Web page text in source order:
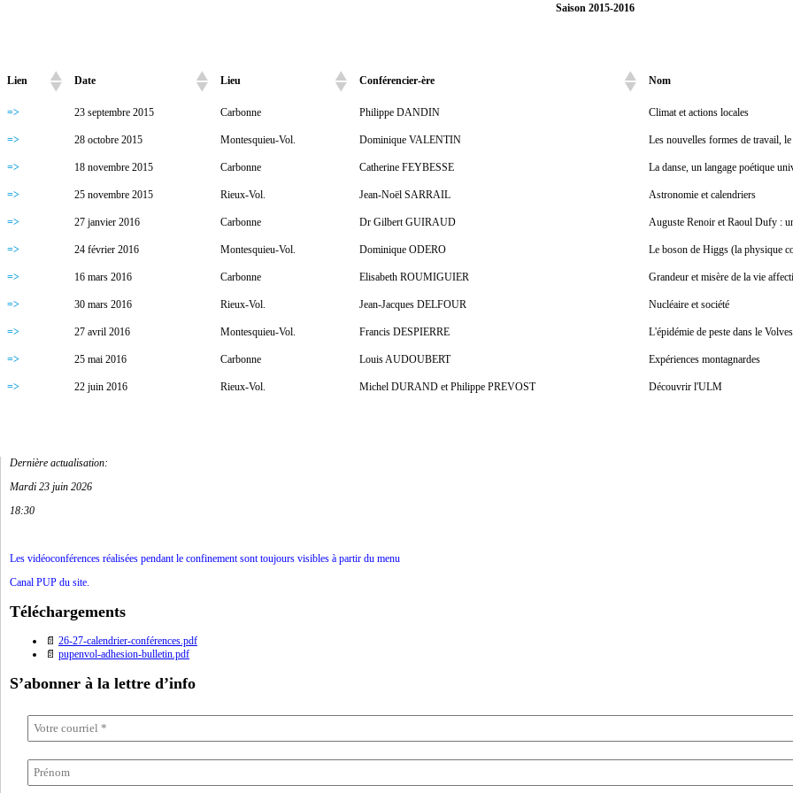
Saison 2015-2016
Lien Date Lieu Conférencier-ère Nom
Lien Date Lieu Conférencier-ère Nom
=> 23 septembre 2015 Carbonne Philippe DANDIN Climat et actions locales
=> 28 octobre 2015 Montesquieu-Vol. Dominique VALENTIN Les nouvelles formes de travail,
=> 18 novembre 2015 Carbonne Catherine FEYBESSE La danse, un langage poétique
=> 25 novembre 2015 Rieux-Vol. Jean-Noël SARRAIL Astronomie et calendriers
=> 27 janvier 2016 Carbonne Dr Gilbert GUIRAUD Auguste Renoir et Raoul Dufy :
=> 24 février 2016 Montesquieu-Vol. Dominique ODERO Le boson de Higgs (la physique
=> 16 mars 2016 Carbonne Elisabeth ROUMIGUIER Grandeur et misère de la vie
=> 30 mars 2016 Rieux-Vol. Jean-Jacques DELFOUR Nucléaire et société
=> 27 avril 2016 Montesquieu-Vol. Francis DESPIERRE L'épidémie de peste dans le
=> 25 mai 2016 Carbonne Louis AUDOUBERT Expériences montagnardes
=> 22 juin 2016 Rieux-Vol. Michel DURAND et Philippe PREVOST Découvrir l'ULM
Dernière actualisation:
Mardi 23 juin 2026
18:30
Les vidéoconférences réalisées pendant le confinement sont toujours visibles à partir du menu
Canal PUP du site.
Téléchargements
📄 26-27-calendrier-conférences.pdf
📄 pupenvol-adhesion-bulletin.pdf
S’abonner à la lettre d’info